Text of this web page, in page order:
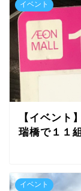
イベント
【イベント
瑞橋で１１
イベント